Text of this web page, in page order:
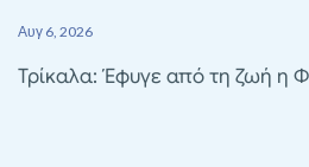
Αυγ 6, 2026
Τρίκαλα: Έφυγε από τη ζωή η